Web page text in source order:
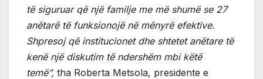
të siguruar që një familje me më shumë se 27
anëtarë të funksionojë në mënyrë efektive.
Shpresoj që institucionet dhe shtetet anëtare të
kenë një diskutim të ndershëm mbi këtë
temë”, tha Roberta Metsola, presidente e